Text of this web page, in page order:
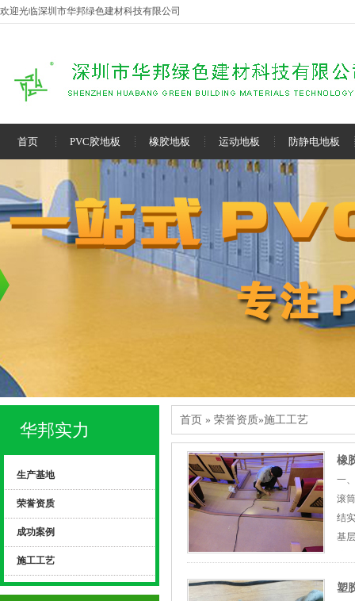
欢迎光临深圳市华邦绿色建材科技有限公司
首页 PVC胶地板 橡胶地板 运动地板 防静电地板
华邦实力
生产基地
荣誉资质
成功案例
施工工艺
首页 » 荣誉资质»施工工艺
橡
一
滚
结
基
1
塑